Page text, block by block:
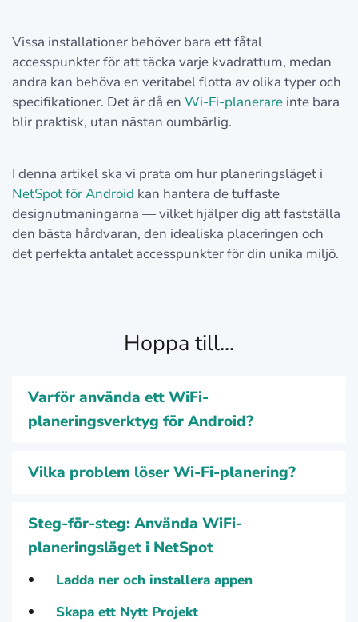
Vissa installationer behöver bara ett fåtal
accesspunkter för att täcka varje kvadrattum, medan
andra kan behöva en veritabel flotta av olika typer och
specifikationer. Det är då en Wi-Fi-planerare inte bara
blir praktisk, utan nästan oumbärlig.
I denna artikel ska vi prata om hur planeringsläget i
NetSpot för Android kan hantera de tuffaste
designutmaningarna — vilket hjälper dig att fastställa
den bästa hårdvaran, den idealiska placeringen och
det perfekta antalet accesspunkter för din unika miljö.
Hoppa till...
Varför använda ett WiFi-
planeringsverktyg för Android?
Vilka problem löser Wi-Fi-planering?
Steg-för-steg: Använda WiFi-
planeringsläget i NetSpot
Ladda ner och installera appen
Skapa ett Nytt Projekt